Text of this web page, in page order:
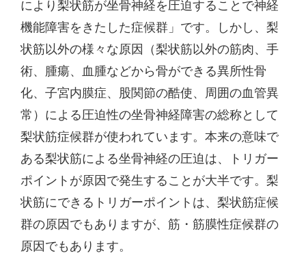
により梨状筋が坐骨神経を圧迫することで神経
機能障害をきたした症候群」です。しかし、梨
状筋以外の様々な原因（梨状筋以外の筋肉、手
術、腫瘍、血腫などから骨ができる異所性骨
化、子宮内膜症、股関節の酷使、周囲の血管異
常）による圧迫性の坐骨神経障害の総称として
梨状筋症候群が使われています。本来の意味で
ある梨状筋による坐骨神経の圧迫は、トリガー
ポイントが原因で発生することが大半です。梨
状筋にできるトリガーポイントは、梨状筋症候
群の原因でもありますが、筋・筋膜性症候群の
原因でもあります。